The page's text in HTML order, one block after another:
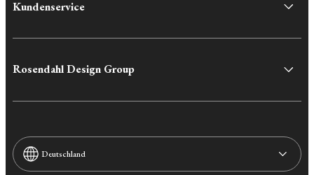
Kundenservice
Rosendahl Design Group
Deutschland